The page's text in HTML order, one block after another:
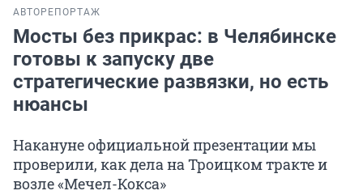
АВТО РЕПОРТАЖ
Мосты без прикрас: в Челябинске
готовы к запуску две
стратегические развязки, но есть
нюансы
Накануне официальной презентации мы
проверили, как дела на Троицком тракте и
возле «Мечел-Кокса»